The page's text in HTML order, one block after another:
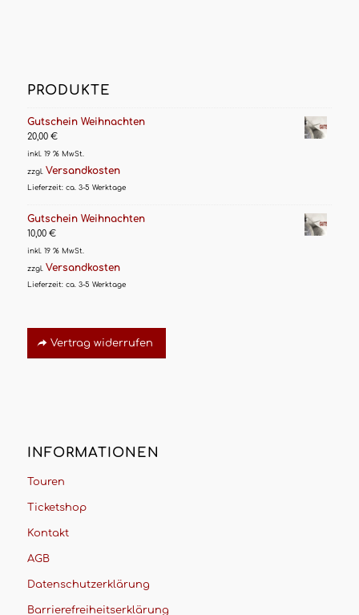
PRODUKTE
Gutschein Weihnachten
20,00 €
inkl. 19 % MwSt.
zzgl. Versandkosten
Lieferzeit: ca. 3-5 Werktage
Gutschein Weihnachten
10,00 €
inkl. 19 % MwSt.
zzgl. Versandkosten
Lieferzeit: ca. 3-5 Werktage
Vertrag widerrufen
INFORMATIONEN
Touren
Ticketshop
Kontakt
AGB
Datenschutzerklärung
Barrierefreiheitserklärung